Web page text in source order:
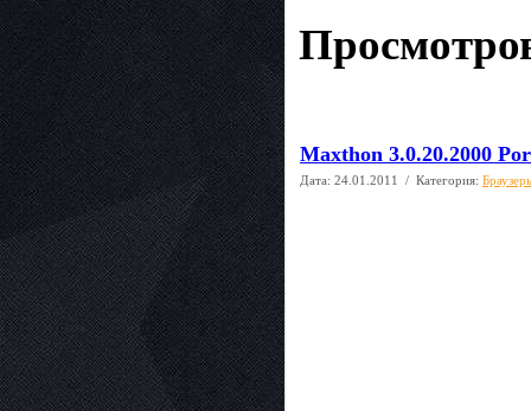
Maxthon 3.0.20.2000
Дата: 24.01.2011 / Категория: